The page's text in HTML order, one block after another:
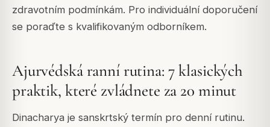
zdravotním podmínkám. Pro individuální doporučení
se poraďte s kvalifikovaným odborníkem.
Ajurvédská ranní rutina: 7 klasických
praktik, které zvládnete za 20 minut
Dinacharya je sanskrtský termín pro denní rutinu.